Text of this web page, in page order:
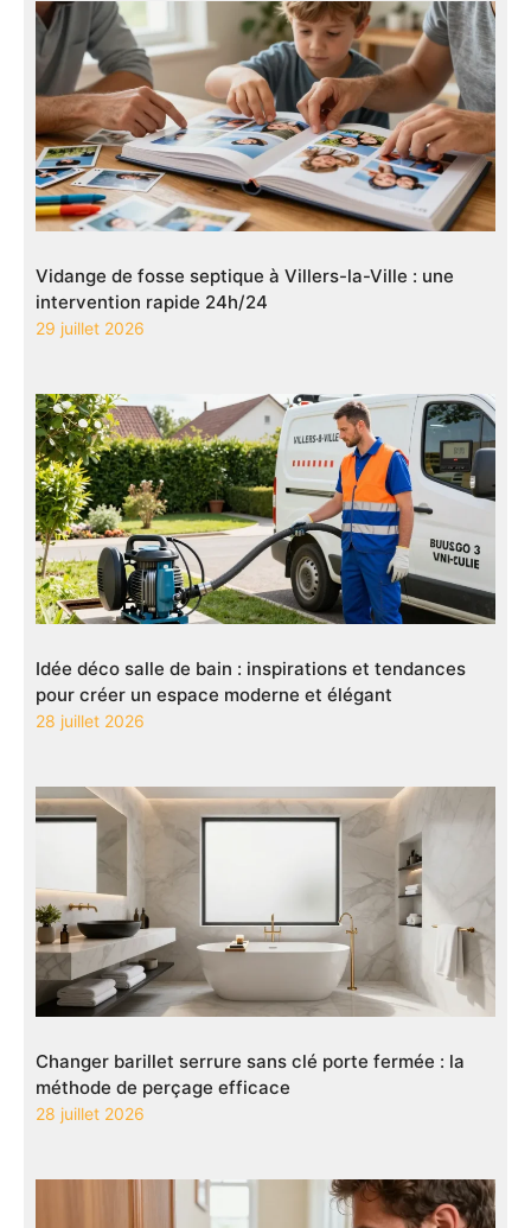
Vidange de fosse septique à Villers-la-Ville : une
intervention rapide 24h/24
29 juillet 2026
Idée déco salle de bain : inspirations et tendances
pour créer un espace moderne et élégant
28 juillet 2026
Changer barillet serrure sans clé porte fermée : la
méthode de perçage efficace
28 juillet 2026